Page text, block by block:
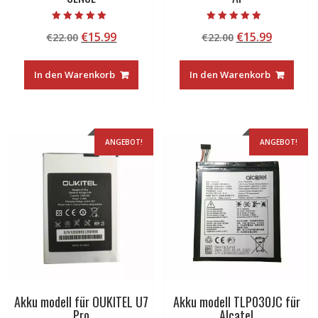
5.00
von 5
€22.00 Ursprünglicher
war:
€22.00
€15.99Aktueller
ist:
€15.99.
In den Warenkorb
4.50
von 5
€22.00 Ursprünglicher
war:
€22.00
€15.99
ist:
€15.99.
In den Warenkorb
ANGEBOT!
Akku modell für OUKITEL U7
ANGEBOT!
Akku modell TLP030JC für